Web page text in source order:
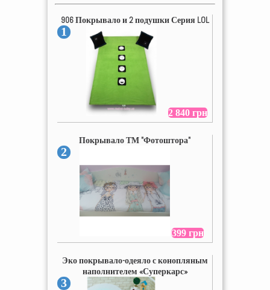
906 Покрывало и 2 подушки Серия LOL
1
2 840 грн
Покрывало ТМ "Фотоштора"
2
399 грн
Эко покрывало-одеяло с конопляным
наполнителем «Суперкарс»
3